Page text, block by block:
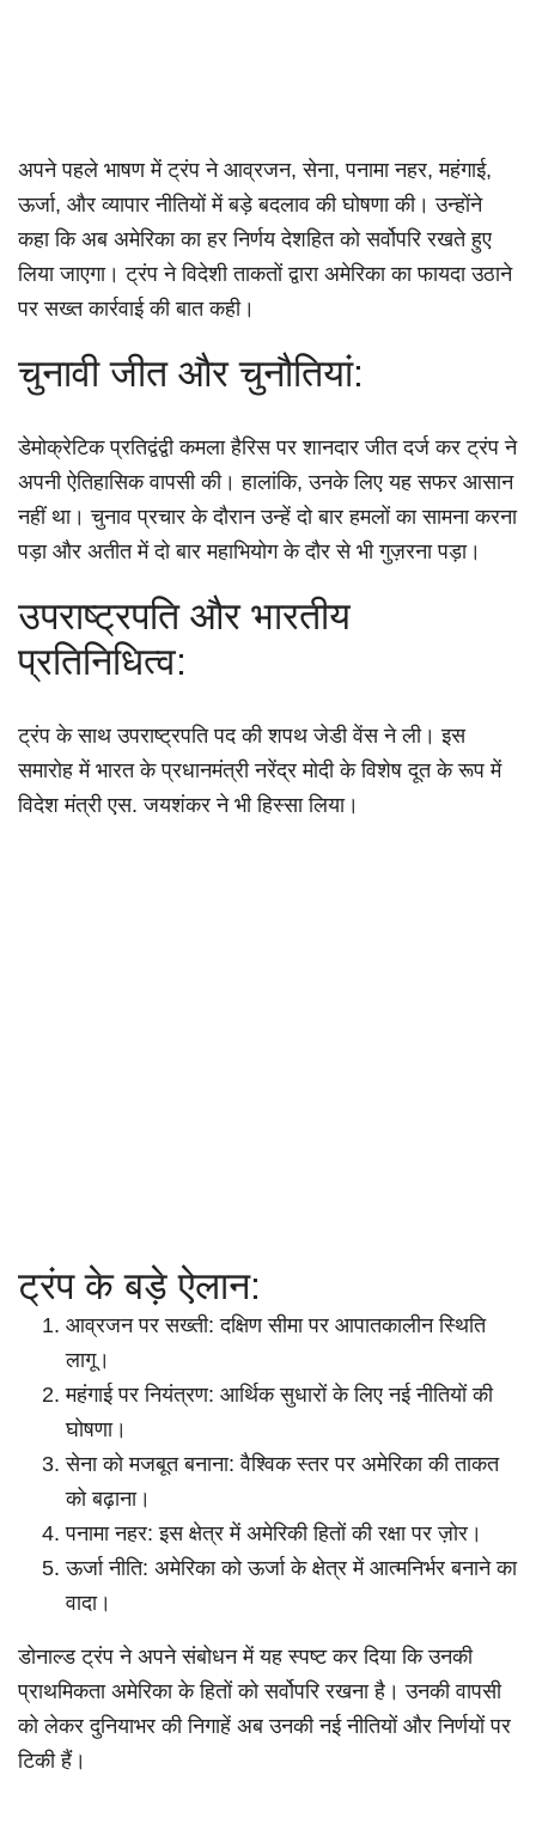
अपने पहले भाषण में ट्रंप ने आव्रजन, सेना, पनामा नहर, महंगाई,
ऊर्जा, और व्यापार नीतियों में बड़े बदलाव की घोषणा की। उन्होंने
कहा कि अब अमेरिका का हर निर्णय देशहित को सर्वोपरि रखते हुए
लिया जाएगा। ट्रंप ने विदेशी ताकतों द्वारा अमेरिका का फायदा उठाने
पर सख्त कार्रवाई की बात कही।
चुनावी जीत और चुनौतियां:
डेमोक्रेटिक प्रतिद्वंद्वी कमला हैरिस पर शानदार जीत दर्ज कर ट्रंप ने
अपनी ऐतिहासिक वापसी की। हालांकि, उनके लिए यह सफर आसान
नहीं था। चुनाव प्रचार के दौरान उन्हें दो बार हमलों का सामना करना
पड़ा और अतीत में दो बार महाभियोग के दौर से भी गुज़रना पड़ा।
उपराष्ट्रपति और भारतीय
प्रतिनिधित्व:
ट्रंप के साथ उपराष्ट्रपति पद की शपथ जेडी वेंस ने ली। इस
समारोह में भारत के प्रधानमंत्री नरेंद्र मोदी के विशेष दूत के रूप में
विदेश मंत्री एस. जयशंकर ने भी हिस्सा लिया।
ट्रंप के बड़े ऐलान:
आव्रजन पर सख्ती: दक्षिण सीमा पर आपातकालीन स्थिति
लागू।
महंगाई पर नियंत्रण: आर्थिक सुधारों के लिए नई नीतियों की
घोषणा।
सेना को मजबूत बनाना: वैश्विक स्तर पर अमेरिका की ताकत
को बढ़ाना।
पनामा नहर: इस क्षेत्र में अमेरिकी हितों की रक्षा पर ज़ोर।
ऊर्जा नीति: अमेरिका को ऊर्जा के क्षेत्र में आत्मनिर्भर बनाने का
वादा।
डोनाल्ड ट्रंप ने अपने संबोधन में यह स्पष्ट कर दिया कि उनकी
प्राथमिकता अमेरिका के हितों को सर्वोपरि रखना है। उनकी वापसी
को लेकर दुनियाभर की निगाहें अब उनकी नई नीतियों और निर्णयों पर
टिकी हैं।